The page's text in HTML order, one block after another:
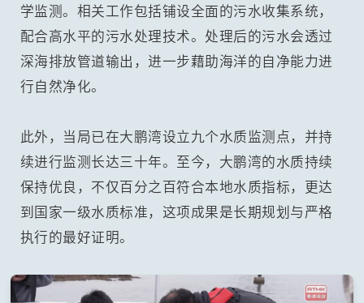
学监测。相关工作包括铺设全面的污水收集系统，
配合高水平的污水处理技术。处理后的污水会透过
深海排放管道输出，进一步藉助海洋的自净能力进
行自然净化。
此外，当局已在大鹏湾设立九个水质监测点，并持
续进行监测长达三十年。至今，大鹏湾的水质持续
保持优良，不仅百分之百符合本地水质指标，更达
到国家一级水质标准，这项成果是长期规划与严格
执行的最好证明。